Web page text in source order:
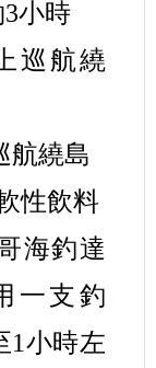
小時
巡航繞
航繞島
性飲料
海釣達
一支釣
1小時左